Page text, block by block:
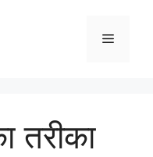
Menu
तरीका